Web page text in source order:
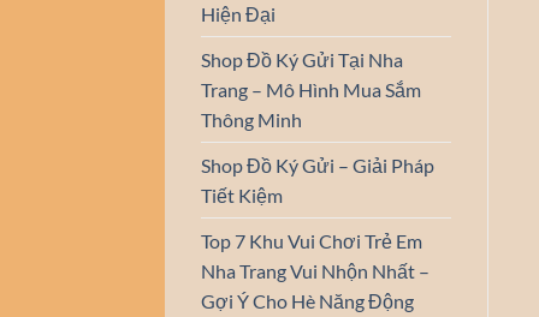
Hiện Đại
Shop Đồ Ký Gửi Tại Nha
Trang – Mô Hình Mua Sắm
Thông Minh
Shop Đồ Ký Gửi – Giải Pháp
Tiết Kiệm
Top 7 Khu Vui Chơi Trẻ Em
Nha Trang Vui Nhộn Nhất –
Gợi Ý Cho Hè Năng Động